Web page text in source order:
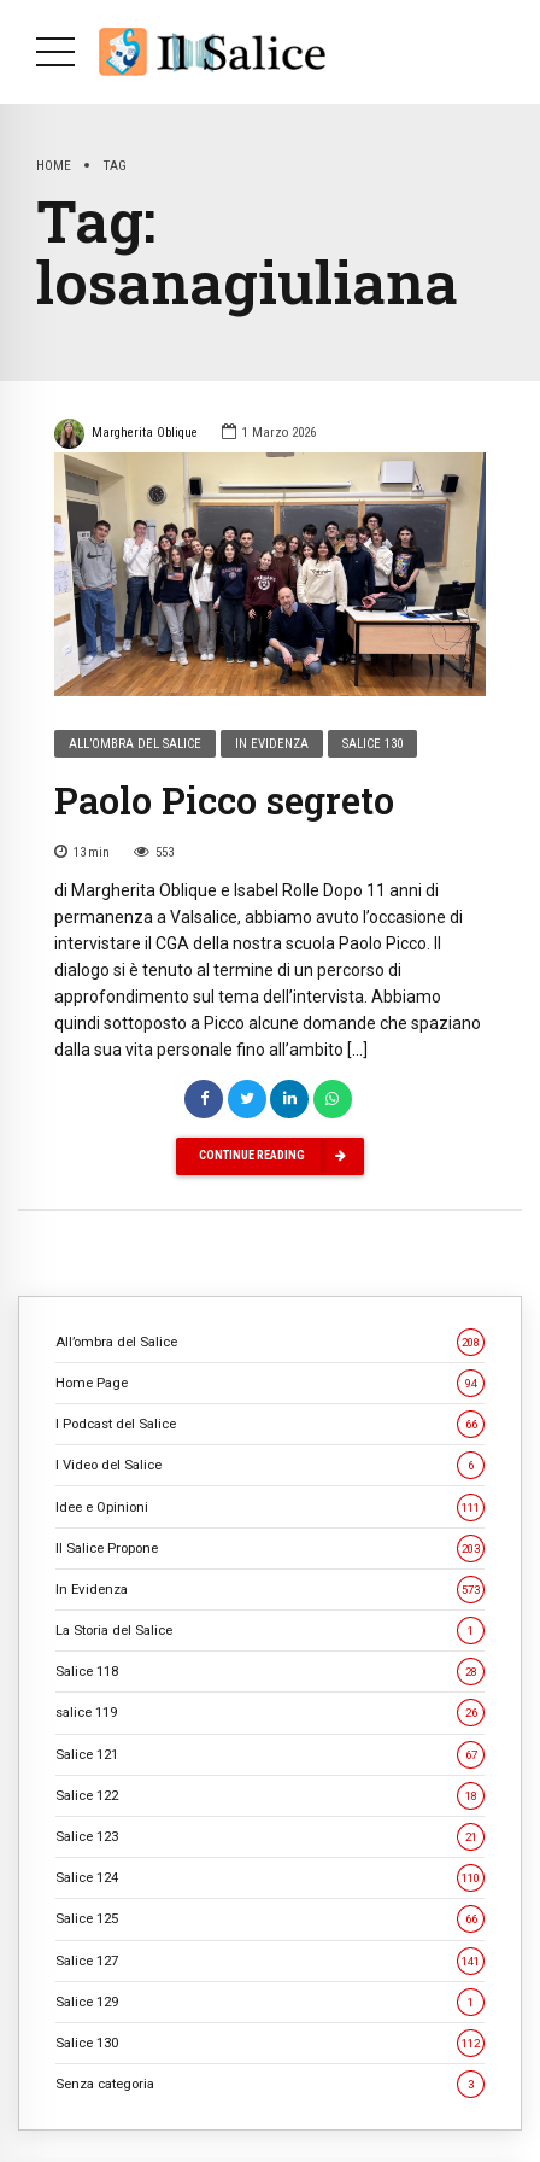
HOME TAG
Tag:
losanagiuliana
Margherita Oblique 1 Marzo 2026
ALL’OMBRA DEL SALICE IN EVIDENZA SALICE 130
Paolo Picco segreto
13 min 553
di Margherita Oblique e Isabel Rolle Dopo 11 anni di
permanenza a Valsalice, abbiamo avuto l’occasione di
intervistare il CGA della nostra scuola Paolo Picco. Il
dialogo si è tenuto al termine di un percorso di
approfondimento sul tema dell’intervista. Abbiamo
quindi sottoposto a Picco alcune domande che spaziano
dalla sua vita personale fino all’ambito […]
CONTINUE READING
All’ombra del Salice 208
Home Page 94
I Podcast del Salice 66
I Video del Salice 6
Idee e Opinioni 111
Il Salice Propone 203
In Evidenza 573
La Storia del Salice 1
Salice 118 28
salice 119 26
Salice 121 67
Salice 122 18
Salice 123 21
Salice 124 110
Salice 125 66
Salice 127 141
Salice 129 1
Salice 130 112
Senza categoria 3